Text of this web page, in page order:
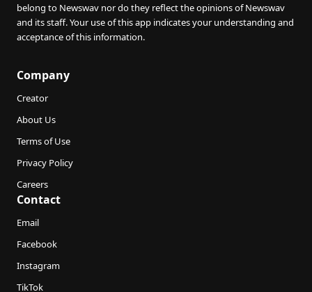
belong to Newswav nor do they reflect the opinions of Newswav
and its staff. Your use of this app indicates your understanding and
acceptance of this information.
Company
Creator
About Us
Terms of Use
Privacy Policy
Careers
Contact
Email
Facebook
Instagram
TikTok